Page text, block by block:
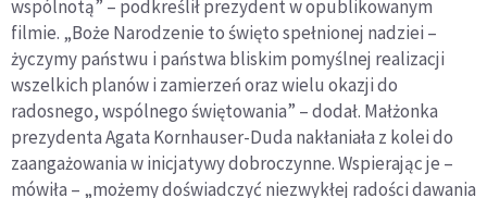
wspólnotą” – podkreślił prezydent w opublikowanym
filmie. „Boże Narodzenie to święto spełnionej nadziei –
życzymy państwu i państwa bliskim pomyślnej realizacji
wszelkich planów i zamierzeń oraz wielu okazji do
radosnego, wspólnego świętowania” – dodał. Małżonka
prezydenta Agata Kornhauser-Duda nakłaniała z kolei do
zaangażowania w inicjatywy dobroczynne. Wspierając je –
mówiła – „możemy doświadczyć niezwykłej radości dawania